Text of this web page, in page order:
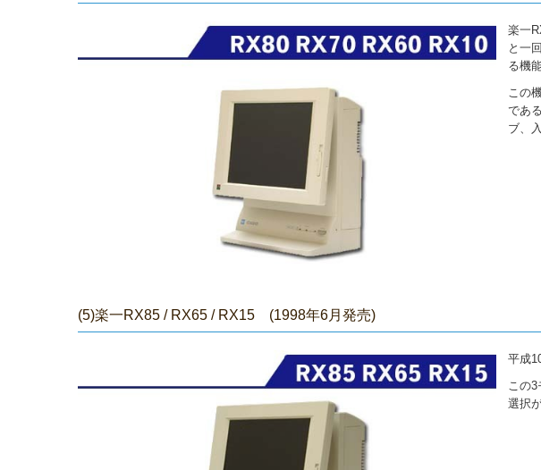
楽一
と一
る機
この
であ
ブ、
(5)楽一RX85 / RX65 / RX15 (1998年6月発売)
平成
この
選択